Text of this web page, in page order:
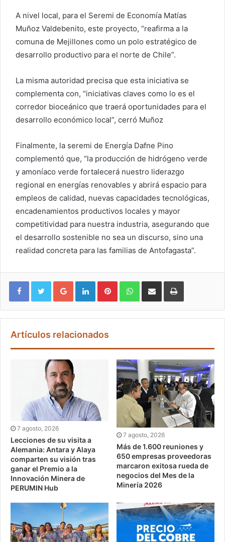
A nivel local, para el Seremi de Economía Matías
Muñoz Valdebenito, este proyecto, “reafirma a la
comuna de Mejillones como un polo estratégico de
desarrollo productivo para el norte de Chile”.
La misma autoridad precisa que esta iniciativa se
complementa con, “iniciativas claves como lo es el
corredor bioceánico que traerá oportunidades para el
desarrollo económico local”, cerró Muñoz
Finalmente, la seremi de Energía Dafne Pino
complementó que, “la producción de hidrógeno verde
y amoníaco verde fortalecerá nuestro liderazgo
regional en energías renovables y abrirá espacio para
empleos de calidad, nuevas capacidades tecnológicas,
encadenamientos productivos locales y mayor
competitividad para nuestra industria, asegurando que
el desarrollo sostenible no sea un discurso, sino una
realidad concreta para las familias de Antofagasta”.
Google+ LinkedIn Pinterest WhatsApp
Artículos relacionados
7 agosto, 2026
Lecciones de su visita a
Alemania: Antara y Alaya
comparten su visión tras
ganar el Premio a la
Innovación Minera de
PERUMIN Hub
7 agosto, 2026
Más de 1.600 reuniones y
650 empresas proveedoras
marcaron exitosa rueda de
negocios del Mes de la
Minería 2026